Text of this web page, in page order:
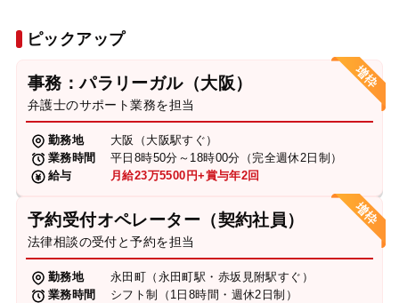
ピックアップ
事務：パラリーガル（大阪）
弁護士のサポート業務を担当
勤務地
大阪（大阪駅すぐ）
業務時間
平日8時50分～18時00分（完全週休2日制）
給与
月給23万5500円+賞与年2回
予約受付オペレーター（契約社員）
法律相談の受付と予約を担当
勤務地
永田町（永田町駅・赤坂見附駅すぐ）
業務時間
シフト制（1日8時間・週休2日制）